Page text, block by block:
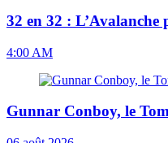
32 en 32 : L’Avalanche
4:00 AM
Gunnar Conboy, le